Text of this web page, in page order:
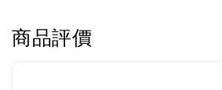
商品評價